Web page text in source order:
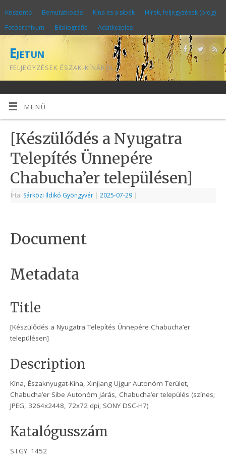
Köszöntő Bemutatkozás Kína és a sibék
Hírek, feljegyzések (blog)
Fotóarchívum
Bibliográfia Adatkezelés
Ejetun
FELJEGYZÉSEK ÉSZAK-KÍNÁRÓL
MENÜ
[Készülődés a Nyugatra
Telepítés Ünnepére
Chabucha’er településen]
Írta: Sárközi Ildikó Gyöngyvér | 2025-07-29 |
Document
Metadata
Title
[Készülődés a Nyugatra Telepítés Ünnepére Chabucha’er
településen]
Description
Kína, Északnyugat-Kína, Xinjiang Ujgur Autonóm Terület,
Chabucha’er Sibe Autonóm Járás, Chabucha’er település (színes;
JPEG, 3264x2448, 72x72 dpi; SONY DSC-H7)
Katalógusszám
S.I.GY. 1452